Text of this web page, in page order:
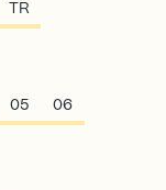
TR
05 06